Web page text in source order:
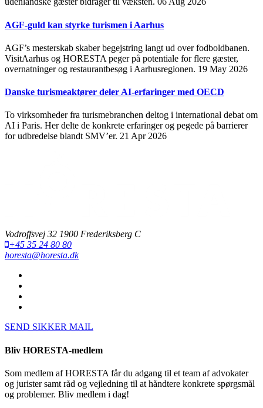
AGF-guld kan styrke turismen i Aarhus
AGF’s mesterskab skaber begejstring langt ud over fodboldbanen.
VisitAarhus og HORESTA peger på potentiale for flere gæster,
overnatninger og restaurantbesøg i Aarhusregionen. 19 May 2026
Danske turismeaktører deler AI-erfaringer med OECD
To virksomheder fra turismebranchen deltog i international debat om
AI i Paris. Her delte de konkrete erfaringer og pegede på barrierer
for udbredelse blandt SMV’er. 21 Apr 2026
Vodroffsvej 32 1900 Frederiksberg C
+45 35 24 80 80
horesta@horesta.dk
SEND SIKKER MAIL
Bliv HORESTA-medlem
Som medlem af HORESTA får du adgang til et team af advokater
og jurister samt råd og vejledning til at håndtere konkrete spørgsmål
og problemer. Bliv medlem i dag!